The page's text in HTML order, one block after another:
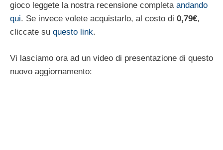
gioco leggete la nostra recensione completa andando
qui. Se invece volete acquistarlo, al costo di 0,79€,
cliccate su questo link.
Vi lasciamo ora ad un video di presentazione di questo
nuovo aggiornamento: